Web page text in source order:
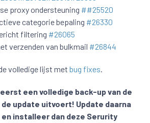
proxy ondersteuning ##25520
categorie bepaling #26330
filtering #26065
verzenden van bulkmail #26844
volledige lijst met bug fixes.
een volledige back-up van de
update uitvoert! Update daarna
installeer dan deze Serurity